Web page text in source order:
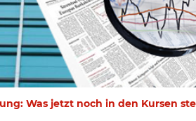
Was jetzt noch in den Kursen